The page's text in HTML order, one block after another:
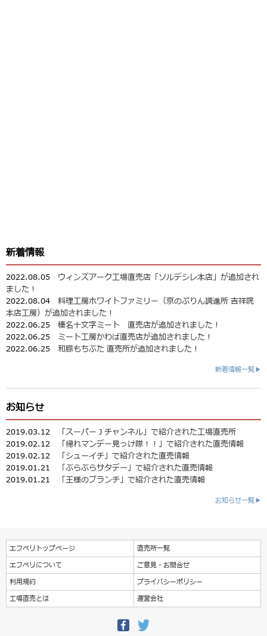
新着情報
2022.08.05 ウィンズアーク工場直売店「ソルデシレ本店」が追加され
ました！
2022.08.04 料理工房ホワイトファミリー（京のぷりん調進所 吉祥院
本店工房）が追加されました！
2022.06.25 榛名十文字ミート 直売店が追加されました！
2022.06.25 ミート工房かわば直売店が追加されました！
2022.06.25 和豚もちぶた 直売所が追加されました！
新着情報一覧▶
お知らせ
2019.03.12
「スーパーＪチャンネル」で紹介された工場直売所
2019.02.12
「帰れマンデー見っけ隊！！」で紹介された直売情報
2019.02.12
「シューイチ」で紹介された直売情報
2019.01.21
「ぶらぶらサタデー」で紹介された直売情報
2019.01.21
「王様のブランチ」で紹介された直売情報
お知らせ一覧▶
エフペリトップページ
直売所一覧
エフペリについて
ご意見・お問合せ
利用規約
プライバシーポリシー
工場直売とは
運営会社